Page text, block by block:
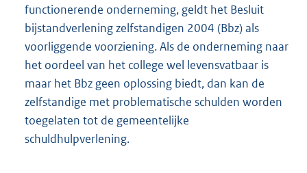
functionerende onderneming, geldt het Besluit
bijstandverlening zelfstandigen 2004 (Bbz) als
voorliggende voorziening. Als de onderneming naar
het oordeel van het college wel levensvatbaar is
maar het Bbz geen oplossing biedt, dan kan de
zelfstandige met problematische schulden worden
toegelaten tot de gemeentelijke
schuldhulpverlening.